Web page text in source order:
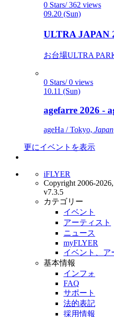
0 Stars/ 362 views
09.20 (Sun)
ULTRA JAPAN
お台場ULTRA
0 Stars/ 0 views
10.11 (Sun)
agefarre 2026 -
ageHa / Tokyo, Japan
更にイベントを表示
iFLYER
Copyright 2006-2026,
v7.3.5
カテゴリー
イベント
アーティスト
ニュース
myFLYER
イベント、ア
基本情報
インフォ
FAQ
サポート
法的表記
採用情報